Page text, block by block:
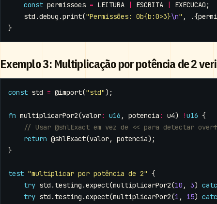
const permissoes = LEITURA | ESCRITA | EXECUCAO ;
std .debug .print("Permissões: 0b{b:0>3}\n" , .{
}
Exemplo 3: Multiplicação por potência de 2
const std = @import("std");
fn multiplicarPor2(valor: u16 , potencia : u4) !u16 {
return @shlExact(valor, potencia);
}
test "multiplicar por potência de 2" {
try std . testing .expect(multiplicarPor2(10 , 3)
try std . testing .expect(multiplicarPor2(1 , 15)